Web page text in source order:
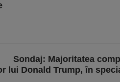
Sondaj: Majoritatea
lui Donald Trump, în